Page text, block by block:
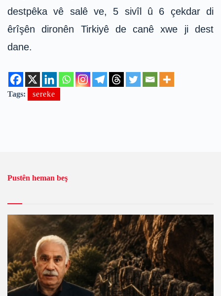
destpêka vê salê ve, 5 sivîl û 6 çekdar di
êrîşên dironên Tirkiyê de canê xwe ji dest
dane.
Tags: sereke
Pustên heman beş